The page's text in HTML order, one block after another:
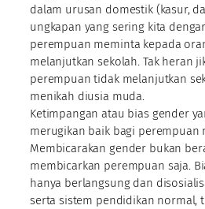
dalam urusan domestik (kasur,
ungkapan yang sering kita
perempuan meminta kepada
melanjutkan sekolah. Tak heran
perempuan tidak melanjutkan
menikah diusia muda.
Ketimpangan atau bias gender
merugikan baik bagi perempuan
Membicarakan gender bukan
membicarkan perempuan saja.
hanya berlangsung dan
serta sistem pendidikan normal,